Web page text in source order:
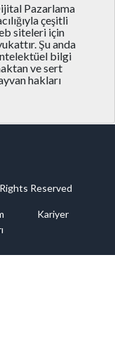
Pazarlama
çeşitli
siteleri için
Şu anda
bilgi
ve sert
hakları
Reserved
Kariyer